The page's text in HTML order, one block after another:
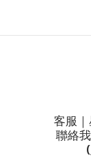
客服
聯絡